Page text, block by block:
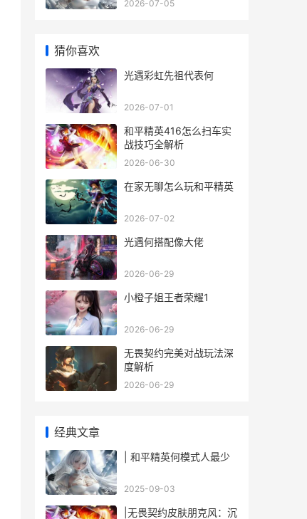
2026-07-05
猜你喜欢
光遇彩虹先祖代表何
2026-07-01
和平精英416怎么扫车实
战技巧全解析
2026-06-30
在家无聊怎么玩和平精英
2026-07-02
光遇何搭配像大佬
2026-06-29
小橙子姐王者荣耀1
2026-06-29
无畏契约完美对战玩法深
度解析
2026-06-29
经典文章
| 和平精英何模式人最少
2025-09-03
|无畏契约皮肤朋克风：沉